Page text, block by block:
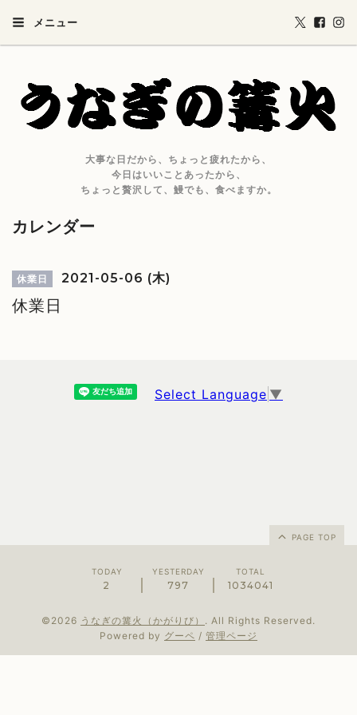
メニュー
大事な日だから、ちょっと疲れたから、
今日はいいことあったから、
ちょっと贅沢して、鰻でも、食べますか。
カレンダー
休業日 2021-05-06 (木)
休業日
Select Language ▼
PAGE TOP
TODAY
2
YESTERDAY
797
TOTAL
1034041
©2026 うなぎの篝火（かがりび） . All Rights Reserved.
Powered by グーペ / 管理ページ